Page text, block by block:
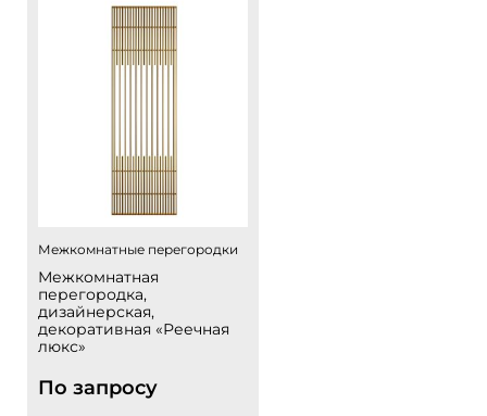
Межкомнатные перегородки
Межкомнатная
перегородка,
дизайнерская,
декоративная «Реечная
люкс»
По запросу